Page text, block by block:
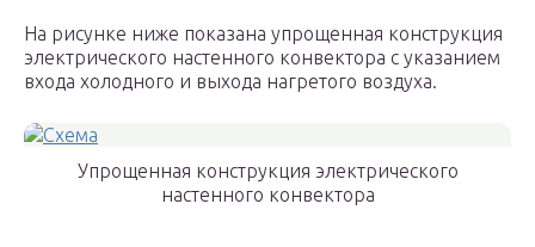
На рисунке ниже показана упрощенная конструкция
электрического настенного конвектора с указанием
входа холодного и выхода нагретого воздуха.
Упрощенная конструкция электрического
настенного конвектора